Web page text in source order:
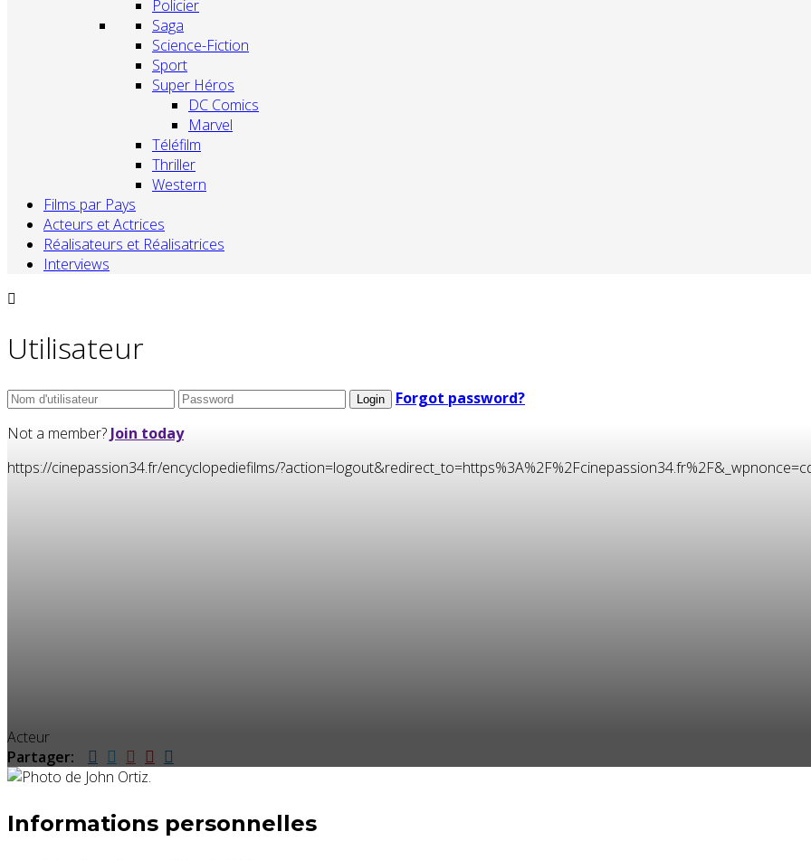
Policier
Saga
Science-Fiction
Sport
Super Héros
DC Comics
Marvel
Téléfilm
Thriller
Western
Films par Pays
Acteurs et Actrices
Réalisateurs et Réalisatrices
Interviews
Utilisateur
Forgot password?
Not a member? Join today
https://cinepassion34.fr/encyclopediefilms/
Acteur
Partager:
Informations personnelles